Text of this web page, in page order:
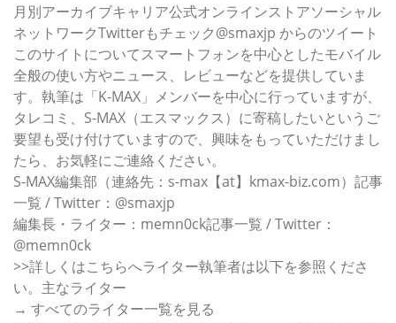
月別アーカイブキャリア公式オンラインストアソーシャル
ネットワークTwitterもチェック@smaxjp からのツイート
このサイトについてスマートフォンを中心としたモバイル
全般の使い方やニュース、レビューなどを提供していま
す。執筆は「K-MAX」メンバーを中心に行っていますが、
タレコミ、S-MAX（エスマックス）に寄稿したいというご
要望も受け付けていますので、興味をもっていただけまし
たら、お気軽にご連絡ください。
S-MAX編集部（連絡先：s-max【at】kmax-biz.com）記事
一覧 / Twitter：@smaxjp
編集長・ライター：memn0ck記事一覧 / Twitter：
@memn0ck
>>詳しくはこちらへライター執筆者は以下を参照くださ
い。主なライター
→ すべてのライター一覧を見る